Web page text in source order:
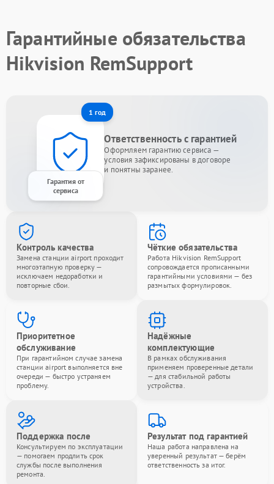
Гарантийные обязательства
Hikvision RemSupport
1 год
Гарантия от
сервиса
Ответственность с гарантией
Оформляем гарантию сервиса —
условия зафиксированы в договоре
и понятны заранее.
Контроль качества
Замена станции airport проходит
многоэтапную проверку —
исключаем недоработки и
повторные сбои.
Чёткие обязательства
Работа Hikvision RemSupport
сопровождается прописанными
гарантийными условиями — без
размытых формулировок.
Приоритетное
обслуживание
При гарантийном случае замена
станции airport выполняется вне
очереди — быстро устраняем
проблему.
Надёжные
комплектующие
В рамках обслуживания
применяем проверенные детали
— для стабильной работы
устройства.
Поддержка после
Консультируем по эксплуатации
— помогаем продлить срок
службы после выполнения
ремонта.
Результат под гарантией
Наша работа направлена на
уверенный результат — берём
ответственность за итог.